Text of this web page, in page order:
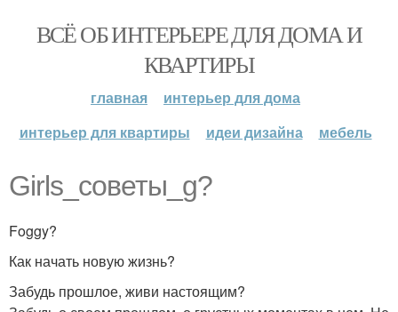
ВСЁ ОБ ИНТЕРЬЕРЕ ДЛЯ ДОМА И
КВАРТИРЫ
главная
интерьер для дома
интерьер для квартиры
идеи дизайна мебель
Girls_советы_g?
Foggy?
Как начать новую жизнь?
Забудь прошлое, живи настоящим?